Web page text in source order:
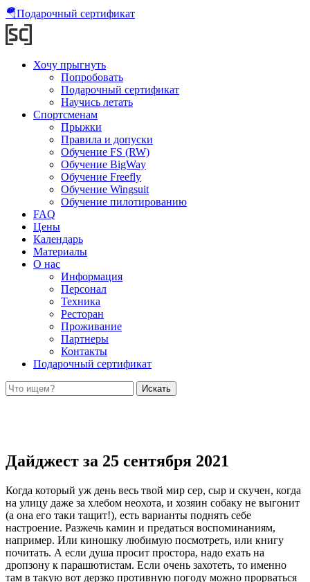
🪂Подарочный сертификат
Хочу прыгнуть
Попробовать
Подарочный сертификат
Научись летать
Спортсменам
Прыжки
Правила и допуски
Обучение FS (RW)
Обучение BigWay
Обучение Freefly
Обучение Wingsuit
Обучение пилотированию
FAQ
Цены
Календарь
Материалы
О нас
Информация
Персонал
Техника
Ресторан
Проживание
Партнеры
Контакты
Подарочный сертификат
Искать
Дайджест за 25 сентября 2021
Когда который уж день весь твой мир сер, сыр и скучен, когда
на улицу даже за хлебом неохота, и хозяин собаку не выгонит
(а она его таки тащит!), есть варианты поднять себе
настроение. Разжечь камин и предаться воспоминаниям,
например. Или киношку любимую посмотреть, или книгу
почитать. А если душа просит простора, надо ехать на
дропзону к парашютистам. Если очень захотеть, то именно
там в такую вот дерзко противную погоду можно прорваться